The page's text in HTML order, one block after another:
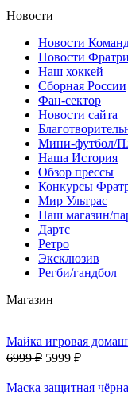
Новости
Новости
Новости
Наш хоккей
Сборная России
Фан-cектор
Новости сайта
Мини-футбол/
Наша История
Обзор прессы
Конкурсы
Мир Ультрас
Наш магазин/
Дартс
Ретро
Эксклюзив
Регби/гандбол
Магазин
Майка игровая
6999 ₽ 5999 ₽
Маска защитная